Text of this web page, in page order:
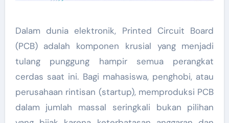
Dalam dunia elektronik, Printed Circuit Board
(PCB) adalah komponen krusial yang menjadi
tulang punggung hampir semua perangkat
cerdas saat ini. Bagi mahasiswa, penghobi, atau
perusahaan rintisan (startup), memproduksi PCB
dalam jumlah massal seringkali bukan pilihan